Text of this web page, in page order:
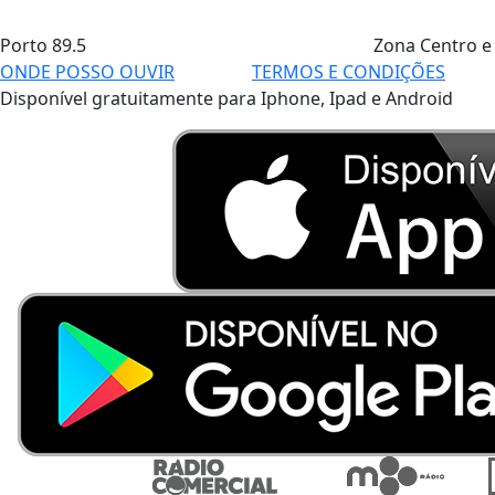
Porto 89.5
Zona Centro
ONDE POSSO OUVIR
TERMOS E CONDIÇÕES
Disponível gratuitamente para Iphone, Ipad e Android